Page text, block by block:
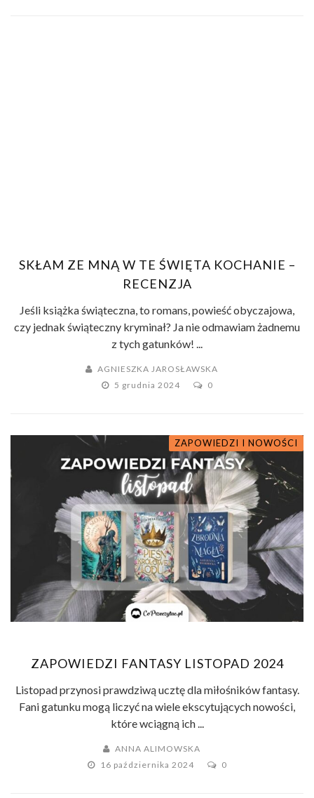
SKŁAM ZE MNĄ W TE ŚWIĘTA KOCHANIE –
RECENZJA
Jeśli książka świąteczna, to romans, powieść obyczajowa,
czy jednak świąteczny kryminał? Ja nie odmawiam żadnemu
z tych gatunków! ...
AGNIESZKA JAROSŁAWSKA
5 grudnia 2024
0
ZAPOWIEDZI I NOWOŚCI
ZAPOWIEDZI FANTASY LISTOPAD 2024
Listopad przynosi prawdziwą ucztę dla miłośników fantasy.
Fani gatunku mogą liczyć na wiele ekscytujących nowości,
które wciągną ich ...
ANNA ALIMOWSKA
16 października 2024
0